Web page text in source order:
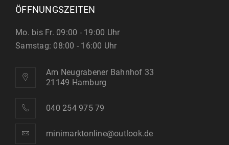
ÖFFNUNGSZEITEN
Mo. bis Fr. 09:00 - 19:00 Uhr
Samstag: 08:00 - 16:00 Uhr
Am Neugrabener Bahnhof 33
21149 Hamburg
040 254 975 79
minimarktonline@outlook.de